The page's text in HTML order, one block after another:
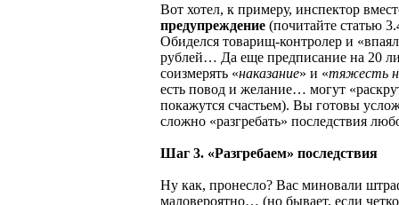
Вот хотел, к примеру, инспектор
предупреждение (почитайте статью
Обиделся товарищ-контролер и
рублей… Да еще предписание на 20
соизмерять «наказание» и «тяжесть
есть повод и желание… могут
покажутся счастьем). Вы готовы
сложно «разгребать» последствия
Шаг 3. «Разгребаем» последствия
Ну как, пронесло? Вас миновали
маловероятно… (но бывает, если